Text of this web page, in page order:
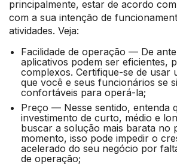
principalmente, estar de acordo
com a sua intenção de
atividades. Veja:
Facilidade de operação — De
aplicativos podem ser eficientes,
complexos. Certifique-se de usar
que você e seus funcionários se
confortáveis para operá-la;
Preço — Nesse sentido, entenda
investimento de curto, médio e
buscar a solução mais barata no
momento, isso pode impedir o
acelerado do seu negócio por
de operação;